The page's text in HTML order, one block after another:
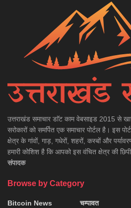
उत्तराखंड समाचार डाॅट काम वेबसाइड 2015 से
सरोकारों को समर्पित एक समाचार पोर्टल है। इस
क्षेत्र के गांवों, गाड़, गधेरों, शहरों, कस्बों और
हमारी कोशिश है कि आपको इस वंचित क्षेत्र की
संपादक
Browse by Category
Bitcoin News
चम्पावत